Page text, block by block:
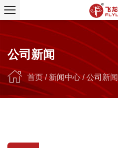
公司新闻
首页/新闻中心/公司新闻